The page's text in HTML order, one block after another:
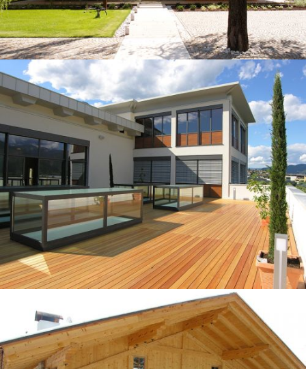
BALCONI IN LEGNO
LAVORI DI CARPENTERIA
IN LEGNO PREFABBRICATI E CASE IN LEGNO
LAVORI DI CARPENTERIA IN LEGNO
PREFABBRICATI E CASE IN LEGNO